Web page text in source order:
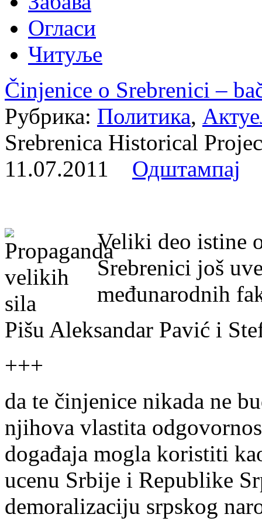
Огласи
Читуље
Činjenice o Srebrenici –
Рубрика: Политика,
Srebrenica Historical
11.07.2011
Одштампај
Veliki deo istine
Srebrenici još
međunarodnih
Pišu Aleksandar Pavić i
+++
da te činjenice nikada ne
njihova vlastita
događaja mogla koristiti
ucenu Srbije i Republike
demoralizaciju srpskog